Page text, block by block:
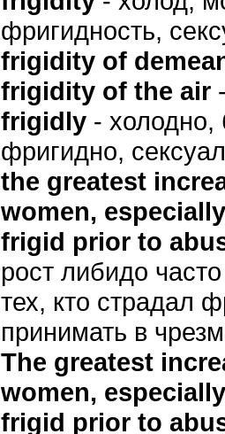
фригидность,
frigidity of
frigidity of the air
frigidly - холодно,
фригидно,
the greatest
women,
frigid prior to
рост либидо
тех, кто страдал
принимать в
The greatest
women,
frigid prior to